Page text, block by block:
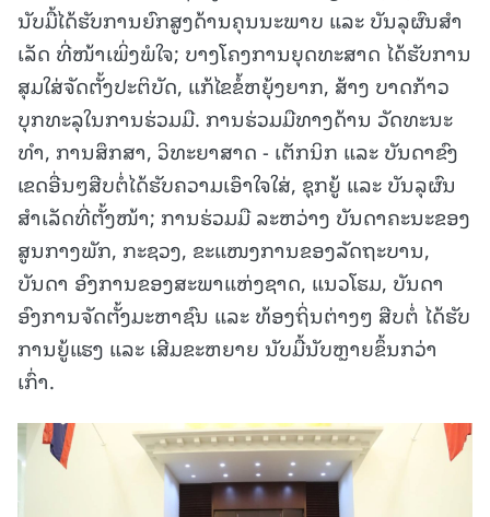
ນັບມື້ໄດ້ຮັບການຍົກສູງດ້ານຄຸນນະພາບ ແລະ ບັນລຸຜົນສໍາ
ເລັດ ທີ່ໜ້າເພິ່ງພໍໃຈ; ບາງໂຄງການຍຸດທະສາດ ໄດ້ຮັບການ
ສຸມໃສ່ຈັດຕັ້ງປະຕິບັດ, ແກ້ໄຂຂໍ້ຫຍຸ້ງຍາກ, ສ້າງ ບາດກ້າວ
ບຸກທະລຸໃນການຮ່ວມມື. ການຮ່ວມມືທາງດ້ານ ວັດທະນະ
ທໍາ, ການສຶກສາ, ວິທະຍາສາດ - ເຕັກນິກ ແລະ ບັນດາຂົງ
ເຂດອື່ນໆສືບຕໍ່ໄດ້ຮັບຄວາມເອົາໃຈໃສ່, ຊຸກຍູ້ ແລະ ບັນລຸຜົນ
ສໍາເລັດທີ່ຕັ້ງໜ້າ; ການຮ່ວມມື ລະຫວ່າງ ບັນດາຄະນະຂອງ
ສູນກາງພັກ, ກະຊວງ, ຂະແໜງການຂອງລັດຖະບານ,
ບັນດາ ອົງການຂອງສະພາແຫ່ງຊາດ, ແນວໂຮມ, ບັນດາ
ອົງການຈັດຕັ້ງມະຫາຊົນ ແລະ ທ້ອງຖິ່ນຕ່າງໆ ສືບຕໍ່ ໄດ້ຮັບ
ການຍູ້ແຮງ ແລະ ເສີມຂະຫຍາຍ ນັບມື້ນັບຫຼາຍຂຶ້ນກວ່າ
ເກົ່າ.